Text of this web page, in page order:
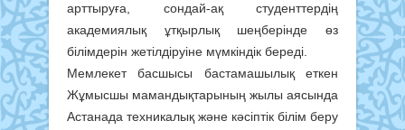
арттыруға, сондай-ақ студенттердің
академиялық ұтқырлық шеңберінде өз
білімдерін жетілдіруіне мүмкіндік береді.
Мемлекет басшысы бастамашылық еткен
Жұмысшы мамандықтарының жылы аясында
Астанада техникалық және кәсіптік білім беру